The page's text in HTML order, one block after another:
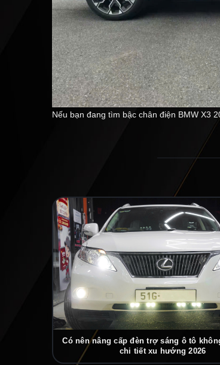
Nếu bạn đang tìm bậc chân điện BMW X3
Có nên nâng cấp đèn trợ sáng ô tô
chi tiết xu hướng 2026